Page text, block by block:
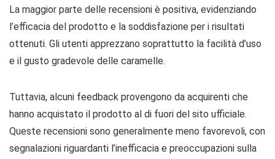
La maggior parte delle recensioni è positiva, evidenziando
l’efficacia del prodotto e la soddisfazione per i risultati
ottenuti. Gli utenti apprezzano soprattutto la facilità d’uso
e il gusto gradevole delle caramelle.
Tuttavia, alcuni feedback provengono da acquirenti che
hanno acquistato il prodotto al di fuori del sito ufficiale.
Queste recensioni sono generalmente meno favorevoli, con
segnalazioni riguardanti l’inefficacia e preoccupazioni sulla